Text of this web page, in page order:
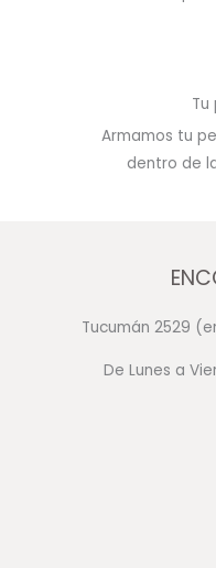
Tu
Armamos tu
dentro de
Tucumán 2529
De Lunes a